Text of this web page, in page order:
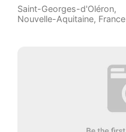
Saint-Georges-d'Oléron,
Nouvelle-Aquitaine, France